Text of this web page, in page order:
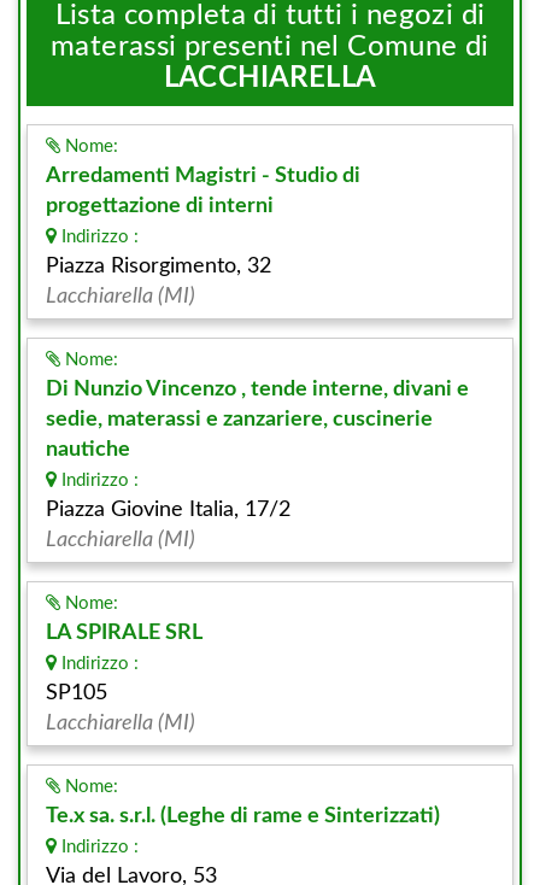
Lista completa di tutti i negozi di
materassi presenti nel Comune di
LACCHIARELLA
Nome:
Arredamenti Magistri - Studio di
progettazione di interni
Indirizzo :
Piazza Risorgimento, 32
Lacchiarella (MI)
Nome:
Di Nunzio Vincenzo , tende interne, divani e
sedie, materassi e zanzariere, cuscinerie
nautiche
Indirizzo :
Piazza Giovine Italia, 17/2
Lacchiarella (MI)
Nome:
LA SPIRALE SRL
Indirizzo :
SP105
Lacchiarella (MI)
Nome:
Te.x sa. s.r.l. (Leghe di rame e Sinterizzati)
Indirizzo :
Via del Lavoro, 53